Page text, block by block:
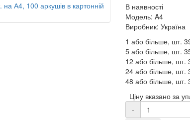
В наявності
Модель: A4
Виробник: Україна
1 або більше, шт.
5 або більше, шт.
12 або більше, шт.
24 або більше, шт.
48 або більше, шт.
Ціну вказано за
-